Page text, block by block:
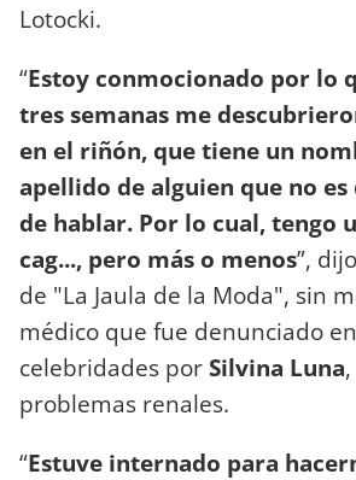
Lotocki.
“Estoy conmocionado por lo
tres semanas me
en el riñón, que tiene un
apellido de alguien que no
de hablar. Por lo cual, tengo
cag..., pero más o menos”,
de "La Jaula de la Moda", sin
médico que fue denunciado
celebridades porSilvina Luna
problemas renales.
“Estuve internado para